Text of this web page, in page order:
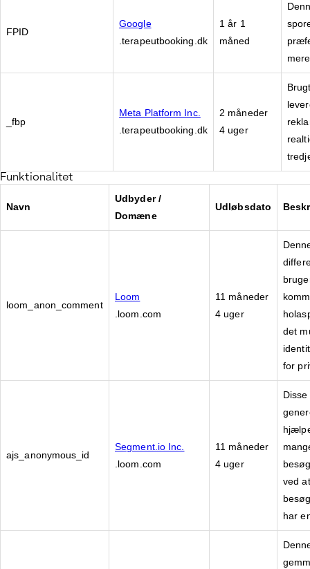
FPID
Google
.terapeutbooking.dk
1 år 1
måned
_fbp
Meta Platform Inc.
.terapeutbooking.dk
2 måneder
4 uger
Funktionalitet
Navn
Udbyder /
Domæne
Udløbsdato
loom_anon_comment
Loom
.loom.com
11 måneder
4 uger
det
for
ajs_anonymous_id
Segment.io Inc.
.loom.com
11 måneder
4 uger
ved
har